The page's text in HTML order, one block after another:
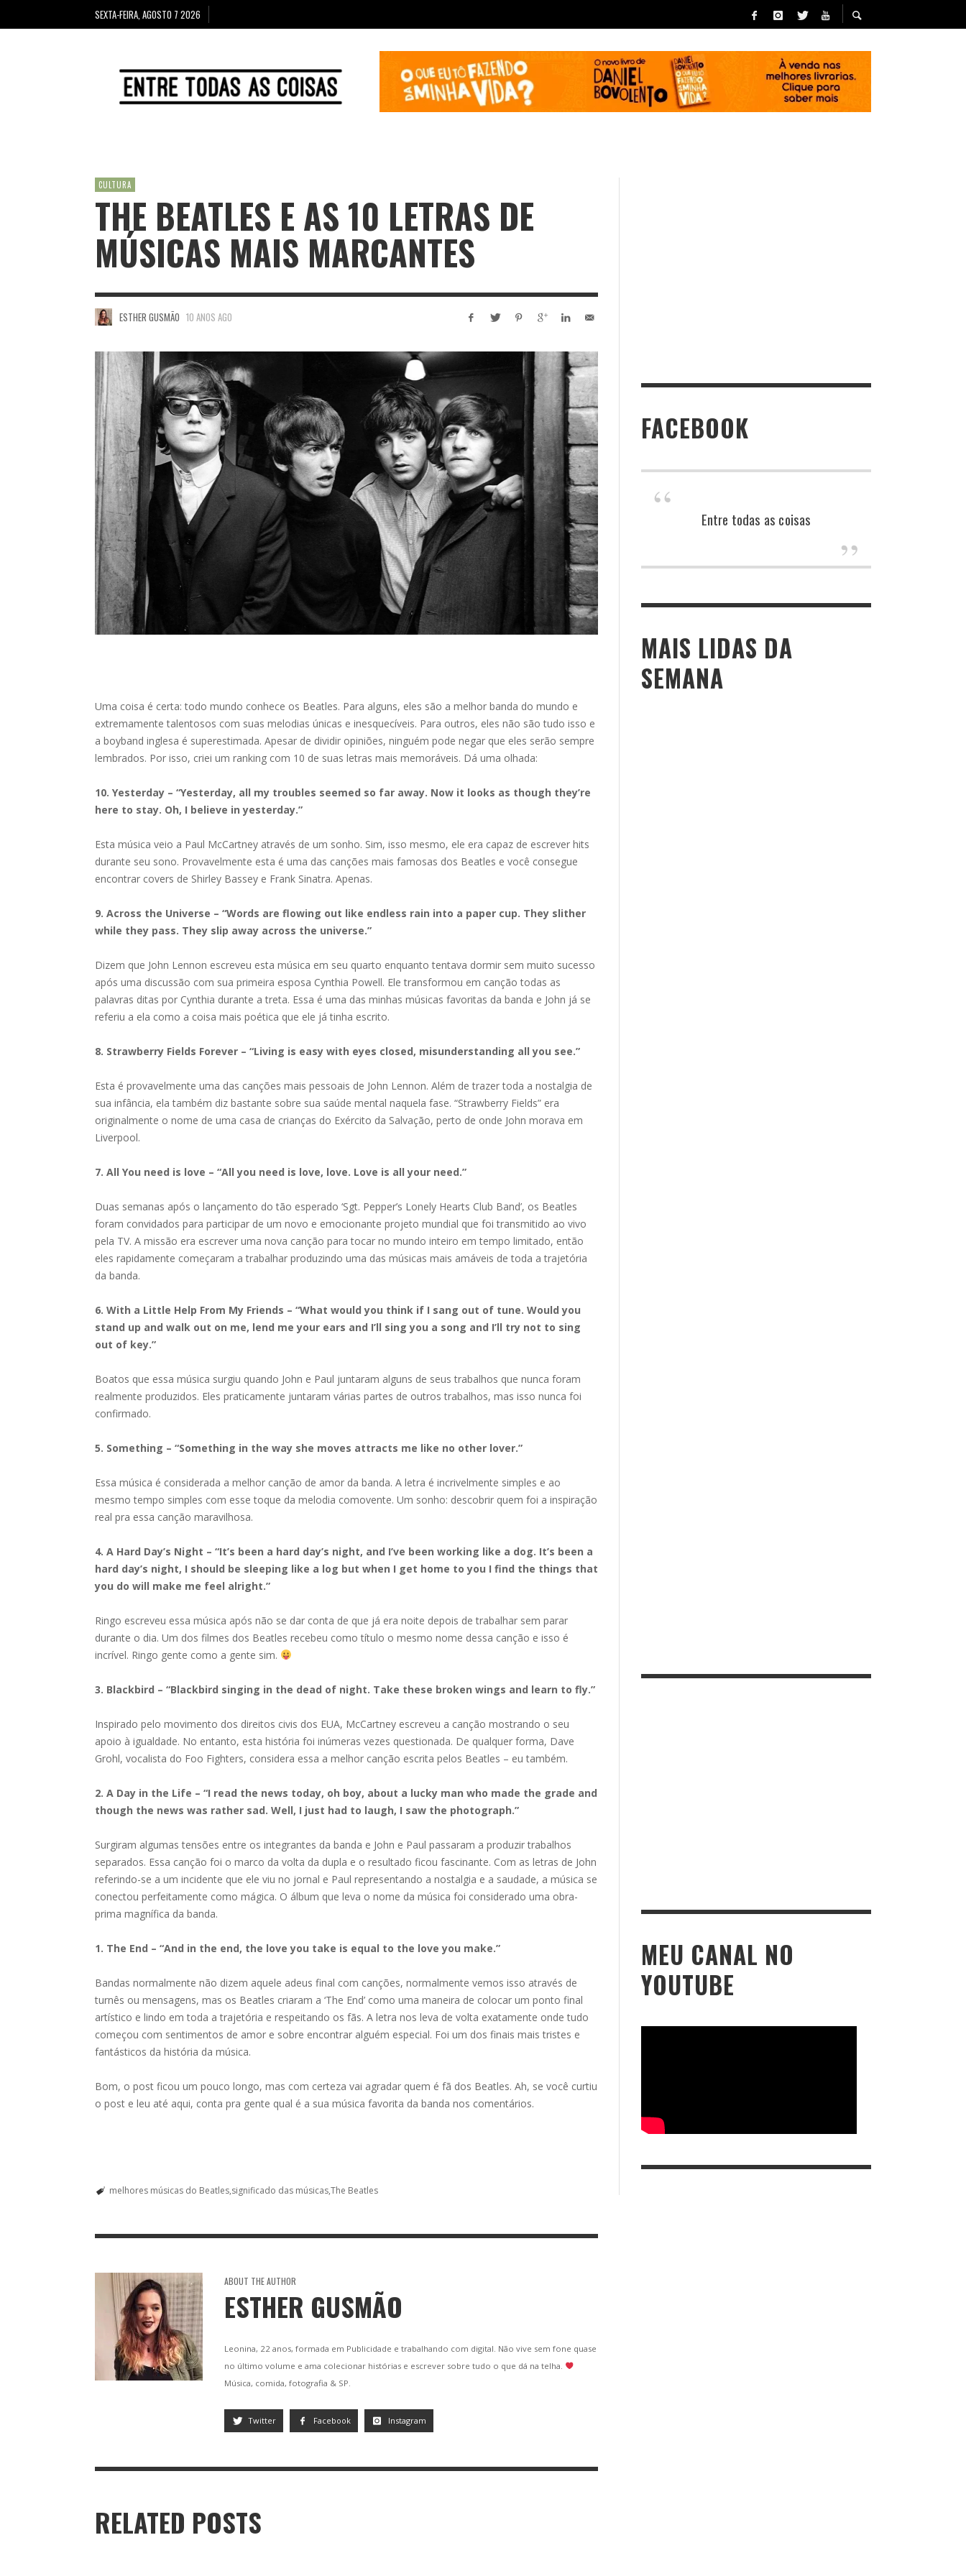
SEXTA-FEIRA, AGOSTO 7 2026
CULTURA
THE BEATLES E AS 10 LETRAS DE
MÚSICAS MAIS MARCANTES
ESTHER GUSMÃO 10 ANOS AGO
Uma coisa é certa: todo mundo conhece os Beatles. Para alguns, eles são a melhor banda do mundo e
extremamente talentosos com suas melodias únicas e inesquecíveis. Para outros, eles não são tudo isso e
a boyband inglesa é superestimada. Apesar de dividir opiniões, ninguém pode negar que eles serão sempre
lembrados. Por isso, criei um ranking com 10 de suas letras mais memoráveis. Dá uma olhada:
10. Yesterday – “Yesterday, all my troubles seemed so far away. Now it looks as though they’re
here to stay. Oh, I believe in yesterday.”
Esta música veio a Paul McCartney através de um sonho. Sim, isso mesmo, ele era capaz de escrever hits
durante seu sono. Provavelmente esta é uma das canções mais famosas dos Beatles e você consegue
encontrar covers de Shirley Bassey e Frank Sinatra. Apenas.
9. Across the Universe – “Words are flowing out like endless rain into a paper cup. They slither
while they pass. They slip away across the universe.”
Dizem que John Lennon escreveu esta música em seu quarto enquanto tentava dormir sem muito sucesso
após uma discussão com sua primeira esposa Cynthia Powell. Ele transformou em canção todas as
palavras ditas por Cynthia durante a treta. Essa é uma das minhas músicas favoritas da banda e John já se
referiu a ela como a coisa mais poética que ele já tinha escrito.
8. Strawberry Fields Forever – “Living is easy with eyes closed, misunderstanding all you see.”
Esta é provavelmente uma das canções mais pessoais de John Lennon. Além de trazer toda a nostalgia de
sua infância, ela também diz bastante sobre sua saúde mental naquela fase. “Strawberry Fields” era
originalmente o nome de uma casa de crianças do Exército da Salvação, perto de onde John morava em
Liverpool.
7. All You need is love – “All you need is love, love. Love is all your need.”
Duas semanas após o lançamento do tão esperado ‘Sgt. Pepper’s Lonely Hearts Club Band’, os Beatles
foram convidados para participar de um novo e emocionante projeto mundial que foi transmitido ao vivo
pela TV. A missão era escrever uma nova canção para tocar no mundo inteiro em tempo limitado, então
eles rapidamente começaram a trabalhar produzindo uma das músicas mais amáveis de toda a trajetória
da banda.
6. With a Little Help From My Friends – “What would you think if I sang out of tune. Would you
stand up and walk out on me, lend me your ears and I’ll sing you a song and I’ll try not to sing
out of key.”
Boatos que essa música surgiu quando John e Paul juntaram alguns de seus trabalhos que nunca foram
realmente produzidos. Eles praticamente juntaram várias partes de outros trabalhos, mas isso nunca foi
confirmado.
5. Something – “Something in the way she moves attracts me like no other lover.”
Essa música é considerada a melhor canção de amor da banda. A letra é incrivelmente simples e ao
mesmo tempo simples com esse toque da melodia comovente. Um sonho: descobrir quem foi a inspiração
real pra essa canção maravilhosa.
4. A Hard Day’s Night – “It’s been a hard day’s night, and I’ve been working like a dog. It’s been a
hard day’s night, I should be sleeping like a log but when I get home to you I find the things that
you do will make me feel alright.”
Ringo escreveu essa música após não se dar conta de que já era noite depois de trabalhar sem parar
durante o dia. Um dos filmes dos Beatles recebeu como título o mesmo nome dessa canção e isso é
incrível. Ringo gente como a gente sim.
3. Blackbird – “Blackbird singing in the dead of night. Take these broken wings and learn to fly.”
Inspirado pelo movimento dos direitos civis dos EUA, McCartney escreveu a canção mostrando o seu
apoio à igualdade. No entanto, esta história foi inúmeras vezes questionada. De qualquer forma, Dave
Grohl, vocalista do Foo Fighters, considera essa a melhor canção escrita pelos Beatles – eu também.
2. A Day in the Life – “I read the news today, oh boy, about a lucky man who made the grade and
though the news was rather sad. Well, I just had to laugh, I saw the photograph.”
Surgiram algumas tensões entre os integrantes da banda e John e Paul passaram a produzir trabalhos
separados. Essa canção foi o marco da volta da dupla e o resultado ficou fascinante. Com as letras de John
referindo-se a um incidente que ele viu no jornal e Paul representando a nostalgia e a saudade, a música se
conectou perfeitamente como mágica. O álbum que leva o nome da música foi considerado uma obra-
prima magnífica da banda.
1. The End – “And in the end, the love you take is equal to the love you make.”
Bandas normalmente não dizem aquele adeus final com canções, normalmente vemos isso através de
turnês ou mensagens, mas os Beatles criaram a ‘The End’ como uma maneira de colocar um ponto final
artístico e lindo em toda a trajetória e respeitando os fãs. A letra nos leva de volta exatamente onde tudo
começou com sentimentos de amor e sobre encontrar alguém especial. Foi um dos finais mais tristes e
fantásticos da história da música.
Bom, o post ficou um pouco longo, mas com certeza vai agradar quem é fã dos Beatles. Ah, se você curtiu
o post e leu até aqui, conta pra gente qual é a sua música favorita da banda nos comentários.
melhores músicas do Beatles significado das músicasThe Beatles
ABOUT THE AUTHOR
ESTHER GUSMÃO
Leonina, 22 anos, formada em Publicidade e trabalhando com digital. Não vive sem fone quase
no último volume e ama colecionar histórias e escrever sobre tudo o que dá na telha.
Música, comida, fotografia & SP.
Twitter Facebook Instagram
RELATED POSTS
FACEBOOK
Entre todas as coisas
MAIS LIDAS DA
SEMANA
MEU CANAL NO
YOUTUBE